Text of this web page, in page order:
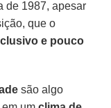
de 1987, apesar
que o
e pouco
são algo